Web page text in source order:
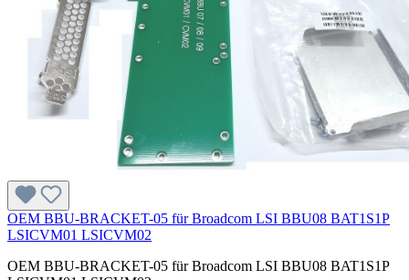
OEM BBU-BRACKET-05 für Broadcom LSI BBU08 BAT1S1P
LSICVM01 LSICVM02
OEM BBU-BRACKET-05 für Broadcom LSI BBU08 BAT1S1P